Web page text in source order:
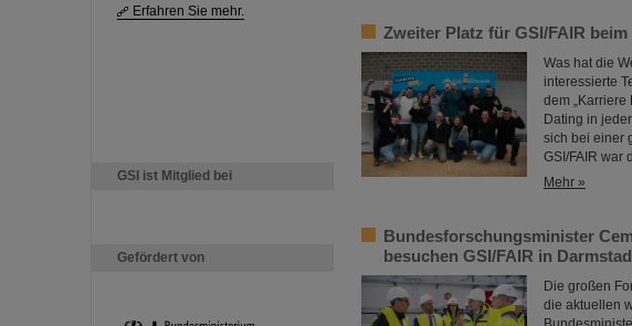
Erfahren Sie mehr.
GSI ist Mitglied bei
Gefördert von
Zweiter Platz für GSI/FAIR
Was hat die
interessierte
dem
Dating in
sich bei einer
GSI/FAIR war
Mehr »
Bundesforschungsminister
besuchen GSI/FAIR in
Die großen
die aktuellen